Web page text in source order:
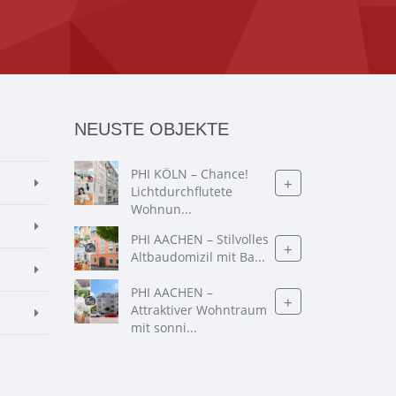
NEUSTE OBJEKTE
PHI KÖLN – Chance!
Lichtdurchflutete
Wohnun...
+
PHI AACHEN – Stilvolles
Altbaudomizil mit Ba...
+
PHI AACHEN –
Attraktiver Wohntraum
mit sonni...
+